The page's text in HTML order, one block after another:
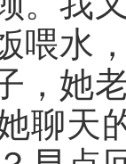
喂水
，她
聊天